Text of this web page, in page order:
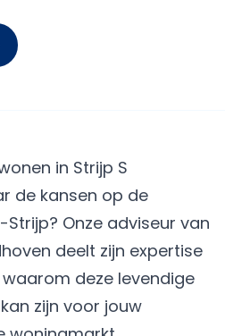
in Strijp S
de kansen op de
Onze adviseur van
deelt zijn expertise
waarom deze levendige
zijn voor jouw